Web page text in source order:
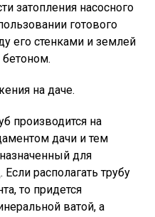
затопления насосного
готового
его стенками и землей
на даче.
производится на
дачи и тем
для
располагать трубу
то придется
ватой, а